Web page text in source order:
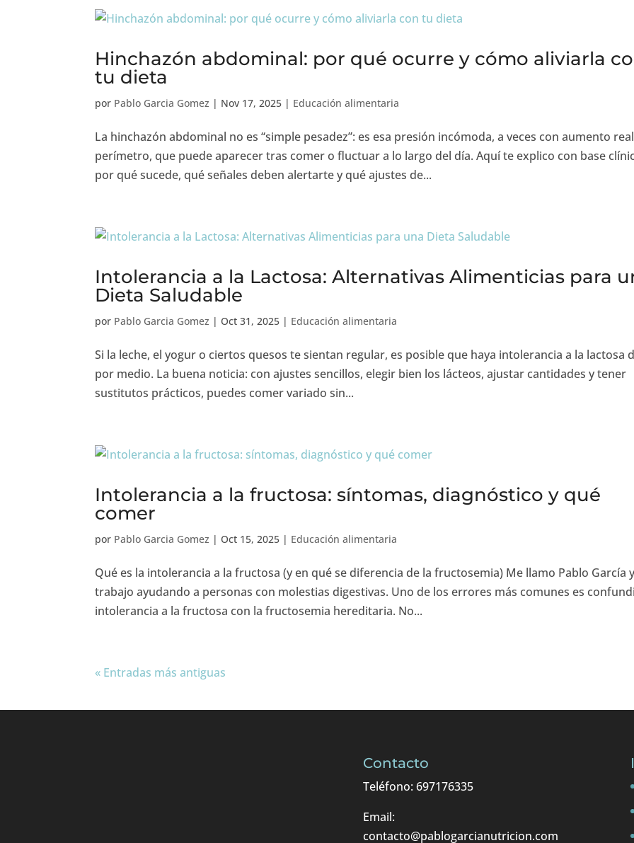
Hinchazón abdominal: por qué ocurre y cómo aliviarla
tu dieta
por Pablo Garcia Gomez | Nov 17, 2025 | Educación alimentaria
La hinchazón abdominal no es “simple pesadez”: es esa presión incómoda, a veces con aumento
perímetro, que puede aparecer tras comer o fluctuar a lo largo del día. Aquí te explico con base
por qué sucede, qué señales deben alertarte y qué ajustes de...
Intolerancia a la Lactosa: Alternativas Alimenticias para
Dieta Saludable
por Pablo Garcia Gomez | Oct 31, 2025 | Educación alimentaria
Si la leche, el yogur o ciertos quesos te sientan regular, es posible que haya intolerancia a la lactosa
por medio. La buena noticia: con ajustes sencillos, elegir bien los lácteos, ajustar cantidades y tener
sustitutos prácticos, puedes comer variado sin...
Intolerancia a la fructosa: síntomas, diagnóstico y qué
comer
por Pablo Garcia Gomez | Oct 15, 2025 | Educación alimentaria
Qué es la intolerancia a la fructosa (y en qué se diferencia de la fructosemia) Me llamo Pablo García y
trabajo ayudando a personas con molestias digestivas. Uno de los errores más comunes es
intolerancia a la fructosa con la fructosemia hereditaria. No...
« Entradas más antiguas
Contacto
Teléfono: 697176335
Email:
contacto@pablogarcianutricion.com